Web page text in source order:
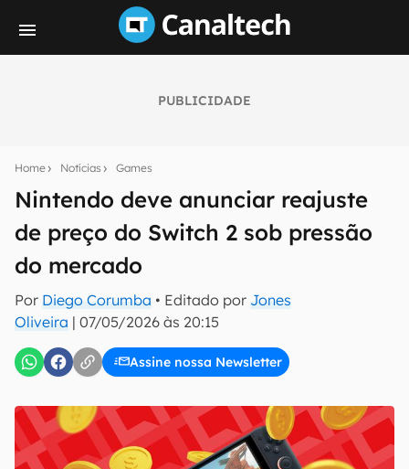
PUBLICIDADE
Home Notícias Games
Nintendo deve anunciar reajuste
de preço do Switch 2 sob pressão
do mercado
Por Diego Corumba • Editado por Jones
Oliveira | 07/05/2026 às 20:15
Assine nossa Newsletter
notícias e reviews sobre tecnologia em primeira
mão.
E-mail
inscreva-se
Confirmo que li, aceito e concordo com os Termos de
Uso e Política de Privacidade do Canaltech.